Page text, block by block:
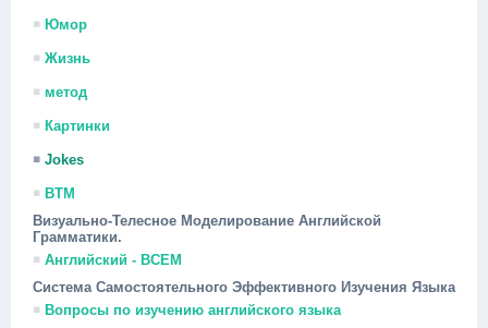
Юмор
Жизнь
метод
Картинки
Jokes
ВТМ
Визуально-Телесное Моделирование Английской
Грамматики.
Английский - ВСЕМ
Система Самостоятельного Эффективного Изучения Языка
Вопросы по изучению английского языка